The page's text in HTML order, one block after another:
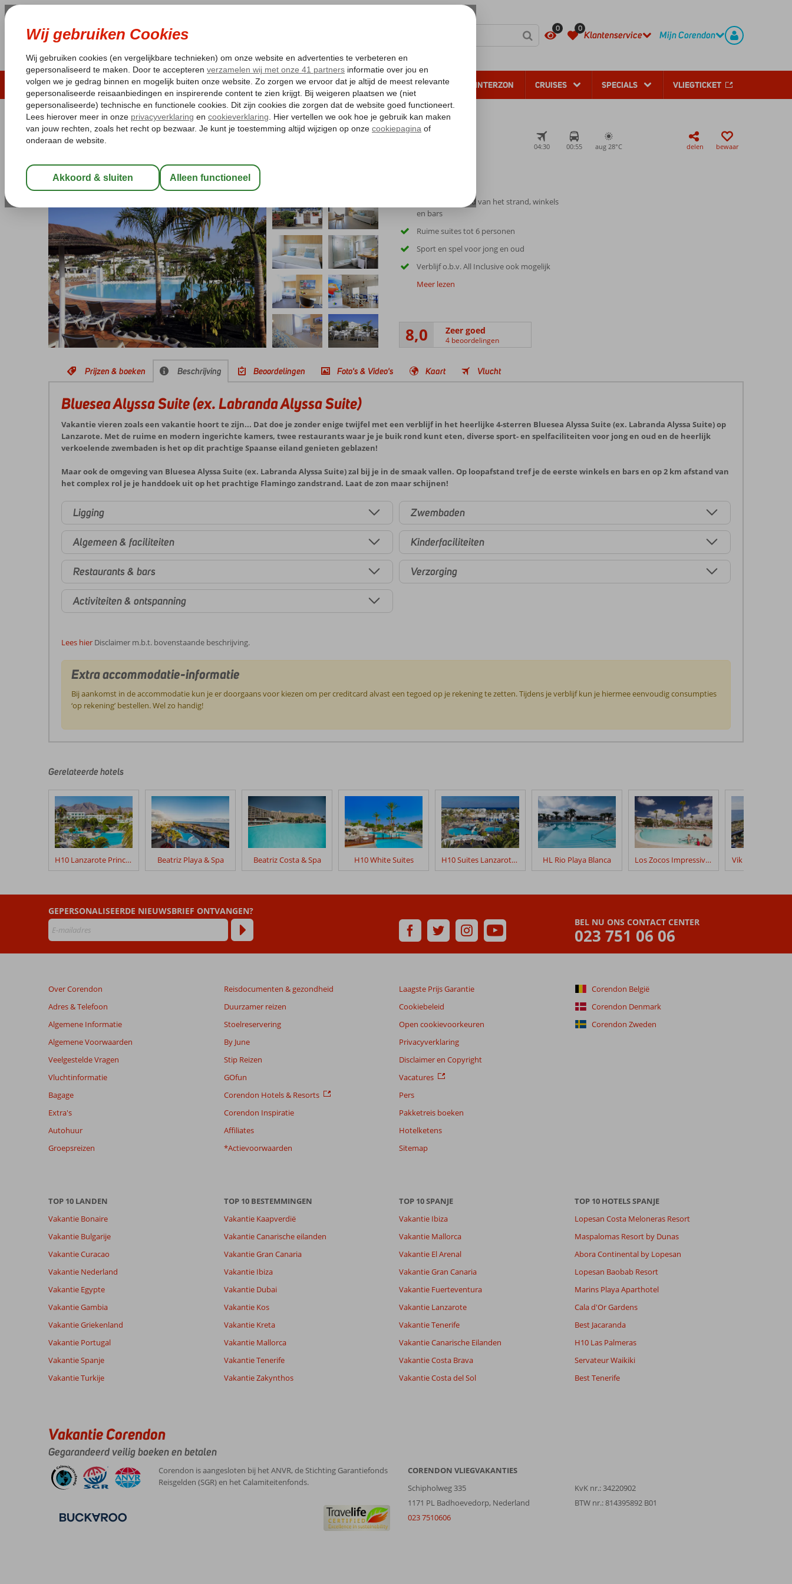
0 0
Klantenservice Mijn Corendon
LAST MINUTE ZOMER 2026 ZONVAKANTIE VERRE REIZEN ALL INCLUSIVE WINTERZON CRUISES SPECIALS VLIEGTICKET
Pakketgarantie Laagsteprijsgarantie* Gratis annuleren*
Home
Spanje Canarische Eilanden
Bluesea Alyssa Suite (ex. Labranda Alyssa Suite)
All Inclusive Hotel
04:30 00:55 aug 28°C delen bewaar
Op korte afstand van het strand, winkels
en bars
Ruime suites tot 6 personen
Sport en spel voor jong en oud
Verblijf o.b.v. All Inclusive ook mogelijk
Meer lezen
8,0 Zeer goed
4 beoordelingen
Prijzen & boeken Beschrijving Beoordelingen Foto's & Video's Kaart Vlucht
Bluesea Alyssa Suite (ex. Labranda Alyssa Suite)
Vakantie vieren zoals een vakantie hoort te zijn... Dat doe je zonder enige twijfel met een verblijf in het heerlijke 4-sterren Bluesea Alyssa Suite (ex. Labranda Alyssa Suite) op
Lanzarote. Met de ruime en modern ingerichte kamers, twee restaurants waar je je buik rond kunt eten, diverse sport- en spelfaciliteiten voor jong en oud en de heerlijk
verkoelende zwembaden is het op dit prachtige Spaanse eiland genieten geblazen!
Maar ook de omgeving van Bluesea Alyssa Suite (ex. Labranda Alyssa Suite) zal bij je in de smaak vallen. Op loopafstand tref je de eerste winkels en bars en op 2 km afstand van
het complex rol je je handdoek uit op het prachtige Flamingo zandstrand. Laat de zon maar schijnen!
Ligging
Algemeen & faciliteiten
Restaurants & bars
Activiteiten & ontspanning
Zwembaden
Kinderfaciliteiten
Verzorging
Lees hier Disclaimer m.b.t. bovenstaande beschrijving.
Extra accommodatie-informatie
Bij aankomst in de accommodatie kun je er doorgaans voor kiezen om per creditcard alvast een tegoed op je rekening te zetten. Tijdens je verblijf kun je hiermee eenvoudig consumpties
‘op rekening’ bestellen. Wel zo handig!
door
klanten
geschreven
na
hun
verblijf
Bluesea
Labranda
Suite)
ouder
dan
48
worden
niet
weergegeven
getoonde
Meer
over
onze
4
beoordelingen
8,0 Eten
8,0
Kamers
Wifi kwaliteit
5,5
Ervaringen
van onze
Alle
datum (nieuw > oud)
8,0
Anoniem
Nederland
Met partner
23 januari 2025
Over
Playa
Blanca:
Fijn
hotel,
was
Algemene indruk
Ligging
8
Service
Prijs/kwaliteit
8
Eten
7
Kindvriendelijk
Gerelateerde hotels
H10 Lanzarote Princess Beatriz Playa & Spa Beatriz Costa & Spa H10 White Suites H10 Suites Lanzarote Gardens HL Rio Playa Blanca Los Zocos Impressive Lanzarote Vik Hotel San
BEL NU ONS CONTACT CENTER
023 751 06 06
GEPERSONALISEERDE NIEUWSBRIEF ONTVANGEN?
Over Corendon
Adres & Telefoon
Algemene Informatie
Algemene Voorwaarden
Veelgestelde Vragen
Vluchtinformatie
Bagage
Extra's
Autohuur
Groepsreizen
Reisdocumenten & gezondheid
Duurzamer reizen
Stoelreservering
By June
Stip Reizen
GOfun
Corendon Hotels & Resorts
Corendon Inspiratie
Affiliates
*Actievoorwaarden
Laagste Prijs Garantie
Cookiebeleid
Open cookievoorkeuren
Privacyverklaring
Disclaimer en Copyright
Vacatures
Pers
Pakketreis boeken
Hotelketens
Sitemap
Corendon België
Corendon Denmark
Corendon Zweden
TOP 10 LANDEN
Vakantie Bonaire
Vakantie Bulgarije
Vakantie Curacao
Vakantie Nederland
Vakantie Egypte
Vakantie Gambia
Vakantie Griekenland
Vakantie Portugal
Vakantie Spanje
Vakantie Turkije
TOP 10 BESTEMMINGEN
Vakantie Kaapverdië
Vakantie Canarische eilanden
Vakantie Gran Canaria
Vakantie Ibiza
Vakantie Dubai
Vakantie Kos
Vakantie Kreta
Vakantie Mallorca
Vakantie Tenerife
Vakantie Zakynthos
TOP 10 SPANJE
Vakantie Ibiza
Vakantie Mallorca
Vakantie El Arenal
Vakantie Gran Canaria
Vakantie Fuerteventura
Vakantie Lanzarote
Vakantie Tenerife
Vakantie Canarische Eilanden
Vakantie Costa Brava
Vakantie Costa del Sol
TOP 10 HOTELS SPANJE
Lopesan Costa Meloneras Resort
Maspalomas Resort by Dunas
Abora Continental by Lopesan
Lopesan Baobab Resort
Marins Playa Aparthotel
Cala d'Or Gardens
Best Jacaranda
H10 Las Palmeras
Servateur Waikiki
Best Tenerife
Vakantie Corendon
Gegarandeerd veilig boeken en betalen
Corendon is aangesloten bij het ANVR, de Stichting Garantiefonds
Reisgelden (SGR) en het Calamiteitenfonds.
CORENDON VLIEGVAKANTIES
Schipholweg 335
1171 PL Badhoevedorp, Nederland
023 7510606
KvK nr.: 34220902
BTW nr.: 814395892 B01